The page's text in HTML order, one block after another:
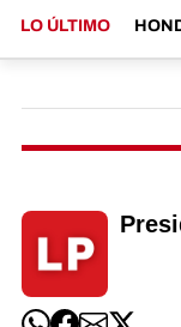
LO ÚLTIMO